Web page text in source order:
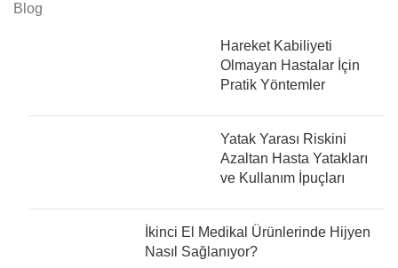
Blog
Hareket Kabiliyeti
Olmayan Hastalar İçin
Pratik Yöntemler
Yatak Yarası Riskini
Azaltan Hasta Yatakları
ve Kullanım İpuçları
İkinci El Medikal Ürünlerinde Hijyen
Nasıl Sağlanıyor?